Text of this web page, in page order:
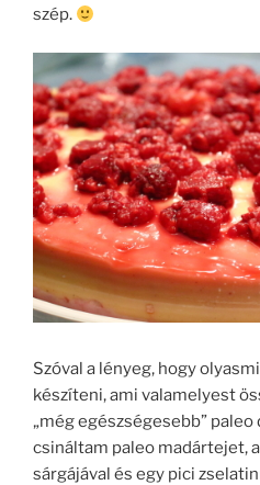
szép.
Szóval a lényeg, hogy
készíteni, ami valamelyest
„még egészségesebb”
csináltam paleo madártejet,
sárgájával és egy pici